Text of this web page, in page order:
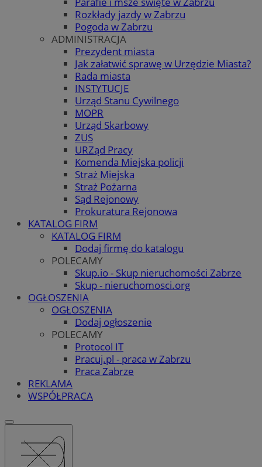
Rozkłady jazdy w Zabrzu
Pogoda w Zabrzu
ADMINISTRACJA
Prezydent miasta
Jak załatwić sprawę w Urzędzie Miasta?
Rada miasta
INSTYTUCJE
Urząd Stanu Cywilnego
MOPR
Urząd Skarbowy
ZUS
URZąd Pracy
Komenda Miejska policji
Straż Miejska
Straż Pożarna
Sąd Rejonowy
Prokuratura Rejonowa
KATALOG FIRM
KATALOG FIRM
Dodaj firmę do katalogu
POLECAMY
Skup.io - Skup nieruchomości Zabrze
Skup - nieruchomosci.org
OGŁOSZENIA
OGŁOSZENIA
Dodaj ogłoszenie
POLECAMY
Protocol IT
Pracuj.pl - praca w Zabrzu
Praca Zabrze
REKLAMA
WSPÓŁPRACA